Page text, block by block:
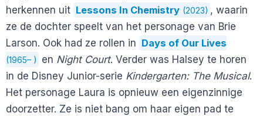
herkennen uit Lessons In Chemistry (2023) , waarin
ze de dochter speelt van het personage van Brie
Larson. Ook had ze rollen in Days of Our Lives
(1965– ) en Night Court. Verder was Halsey te horen
in de Disney Junior-serie Kindergarten: The Musical.
Het personage Laura is opnieuw een eigenzinnige
doorzetter. Ze is niet bang om haar eigen pad te